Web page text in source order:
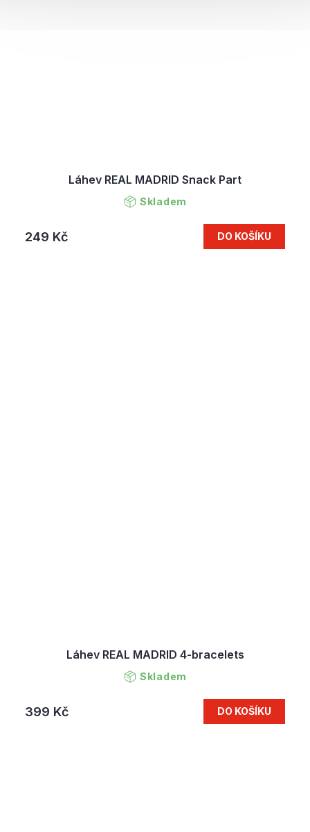
Láhev REAL MADRID Snack Part
Skladem
249 Kč DO KOŠÍKU
Láhev REAL MADRID 4-bracelets
Skladem
399 Kč DO KOŠÍKU